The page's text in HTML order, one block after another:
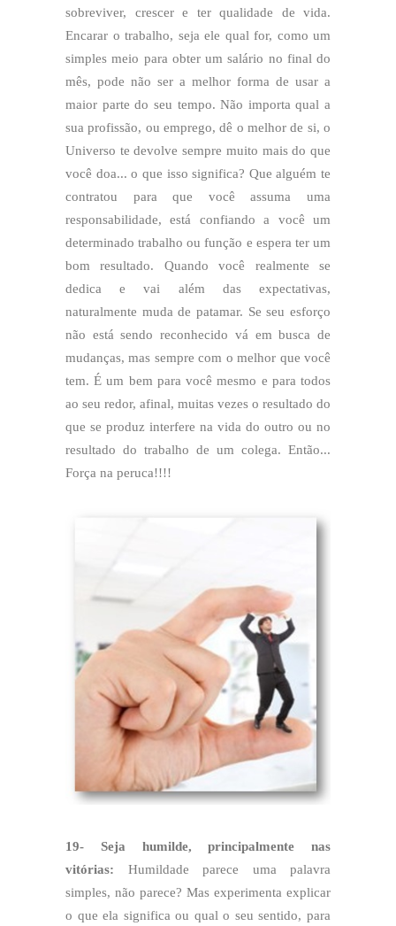
sobreviver, crescer e ter qualidade de vida.
Encarar o trabalho, seja ele qual for, como um
simples meio para obter um salário no final do
mês, pode não ser a melhor forma de usar a
maior parte do seu tempo. Não importa qual a
sua profissão, ou emprego, dê o melhor de si, o
Universo te devolve sempre muito mais do que
você doa... o que isso significa? Que alguém te
contratou para que você assuma uma
responsabilidade, está confiando a você um
determinado trabalho ou função e espera ter um
bom resultado. Quando você realmente se
dedica e vai além das expectativas,
naturalmente muda de patamar. Se seu esforço
não está sendo reconhecido vá em busca de
mudanças, mas sempre com o melhor que você
tem. É um bem para você mesmo e para todos
ao seu redor, afinal, muitas vezes o resultado do
que se produz interfere na vida do outro ou no
resultado do trabalho de um colega. Então...
Força na peruca!!!!
19- Seja humilde, principalmente nas
vitórias: Humildade parece uma palavra
simples, não parece? Mas experimenta explicar
o que ela significa ou qual o seu sentido, para